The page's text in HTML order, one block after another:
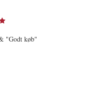
"Godt køb"